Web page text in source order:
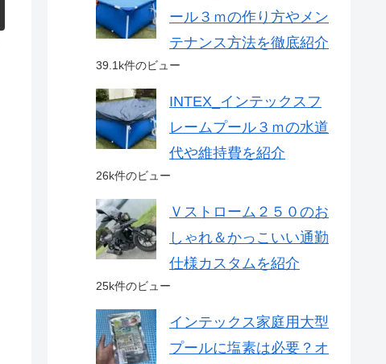
ール３ｍの作り方やメン
テナンス方法を徹底紹介
39.1k件のビュー
INTEX_インテックスフ
レームプール３ｍの水道
代や維持費を紹介
26k件のビュー
Ｖストローム２５０のお
しゃれ＆かっこいい通勤
仕様カスタムを紹介
25k件のビュー
インテックス家庭用大型
プールに塩素は必要？オ